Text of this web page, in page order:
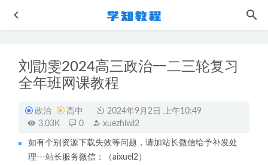
刘勖雯2024高三政治一二三轮复习
全年班网课教程
政治 高中
2024年9月2日 上午10:49
3.03K
0 xuezhiwl2
如有个别资源下载失效等问题，请加站长微信给予补发处
理---站长服务微信：（aixuel2）
初中英语全套教学课程刘飞飞初一/初二/初三英语教学视频
2022-09-25